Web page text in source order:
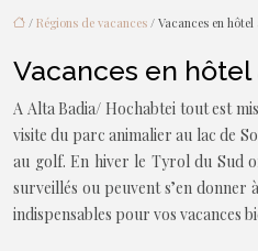
/ Régions de vacances / Vacances en
Vacances en
A Alta Badia/ Hochabtei tout est
visite du parc animalier au lac de
au golf. En hiver le Tyrol du Sud
surveillés ou peuvent s’en
indispensables pour vos vacances